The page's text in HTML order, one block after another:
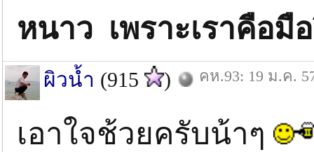
หนาว เพราะเราคือมื
ผิวน้ำ (915 ) คห.93: 19 ม.ค.
เอาใจช้วยครับน้าๆ